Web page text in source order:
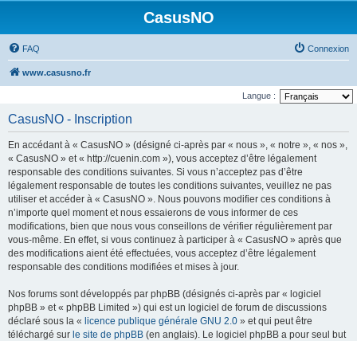
CasusNO
FAQ Connexion
www.casusno.fr
Langue :
CasusNO - Inscription
En accédant à « CasusNO » (désigné ci-après par « nous », « notre », « nos »,
« CasusNO » et « http://cuenin.com »), vous acceptez d’être légalement
responsable des conditions suivantes. Si vous n’acceptez pas d’être
légalement responsable de toutes les conditions suivantes, veuillez ne pas
utiliser et accéder à « CasusNO ». Nous pouvons modifier ces conditions à
n’importe quel moment et nous essaierons de vous informer de ces
modifications, bien que nous vous conseillons de vérifier régulièrement par
vous-même. En effet, si vous continuez à participer à « CasusNO » après que
des modifications aient été effectuées, vous acceptez d’être légalement
responsable des conditions modifiées et mises à jour.
Nos forums sont développés par phpBB (désignés ci-après par « logiciel
phpBB » et « phpBB Limited ») qui est un logiciel de forum de discussions
déclaré sous la « licence publique générale GNU 2.0 » et qui peut être
téléchargé sur le site de phpBB (en anglais). Le logiciel phpBB a pour seul but